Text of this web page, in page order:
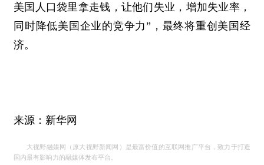
美国人口袋里拿走钱，让他们失业，增加失业率，
同时降低美国企业的竞争力”，最终将重创美国经
济。
来源：新华网
大视野融媒网（原大视野新闻网）是最富价值的互联网推广平台，致力于打造
国内最有影响力的融媒体发布平台。